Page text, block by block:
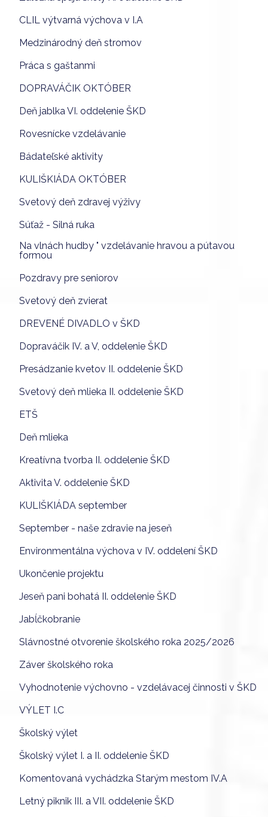
CLIL výtvarná výchova v I.A
Medzinárodný deň stromov
Práca s gaštanmi
DOPRAVÁČIK OKTÓBER
Deň jablka VI. oddelenie ŠKD
Rovesnícke vzdelávanie
Bádateľské aktivity
KULIŠKIÁDA OKTÓBER
Svetový deň zdravej výživy
Súťaž - Silná ruka
Na vlnách hudby " vzdelávanie hravou a pútavou
formou
Pozdravy pre seniorov
Svetový deň zvierat
DREVENÉ DIVADLO v ŠKD
Dopraváčik IV. a V, oddelenie ŠKD
Presádzanie kvetov II. oddelenie ŠKD
Svetový deň mlieka II. oddelenie ŠKD
ETŠ
Deň mlieka
Kreatívna tvorba II. oddelenie ŠKD
Aktivita V. oddelenie ŠKD
KULIŠKIÁDA september
September - naše zdravie na jeseň
Environmentálna výchova v IV. oddelení ŠKD
Ukončenie projektu
Jeseň pani bohatá II. oddelenie ŠKD
Jabĺčkobranie
Slávnostné otvorenie školského roka 2025/2026
Záver školského roka
Vyhodnotenie výchovno - vzdelávacej činnosti v ŠKD
VÝLET I.C
Školský výlet
Školský výlet I. a II. oddelenie ŠKD
Komentovaná vychádzka Starým mestom IV.A
Letný piknik III. a VII. oddelenie ŠKD